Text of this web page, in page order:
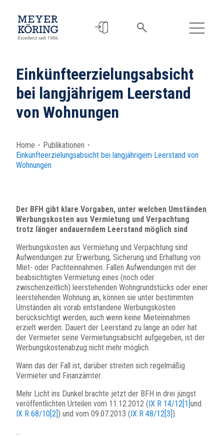
Einkünfteerzielungsabsicht
bei langjährigem Leerstand
von Wohnungen
Home ・ Publikationen ・
Einkünfteerzielungsabsicht bei langjährigem Leerstand von
Wohnungen
Der BFH gibt klare Vorgaben, unter welchen Umständen
Werbungskosten aus Vermietung und Verpachtung
trotz länger andauerndem Leerstand möglich sind
Werbungskosten aus Vermietung und Verpachtung sind
Aufwendungen zur Erwerbung, Sicherung und Erhaltung von
Miet- oder Pachteinnahmen. Fallen Aufwendungen mit der
beabsichtigten Vermietung eines (noch oder
zwischenzeitlich) leerstehenden Wohngrundstücks oder einer
leerstehenden Wohnung an, können sie unter bestimmten
Umständen als vorab entstandene Werbungskosten
berücksichtigt werden, auch wenn keine Mieteinnahmen
erzielt werden. Dauert der Leerstand zu lange an oder hat
der Vermieter seine Vermietungsabsicht aufgegeben, ist der
Werbungskostenabzug nicht mehr möglich.
Wann das der Fall ist, darüber streiten sich regelmäßig
Vermieter und Finanzämter.
Mehr Licht ins Dunkel brachte jetzt der BFH in drei jüngst
veröffentlichten Urteilen vom 11.12.2012 (IX R 14/12[1]und
IX R 68/10[2]) und vom 09.07.2013 (IX R 48/12[3]).
…